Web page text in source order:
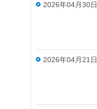
2026年04月30日
2026年04月21日